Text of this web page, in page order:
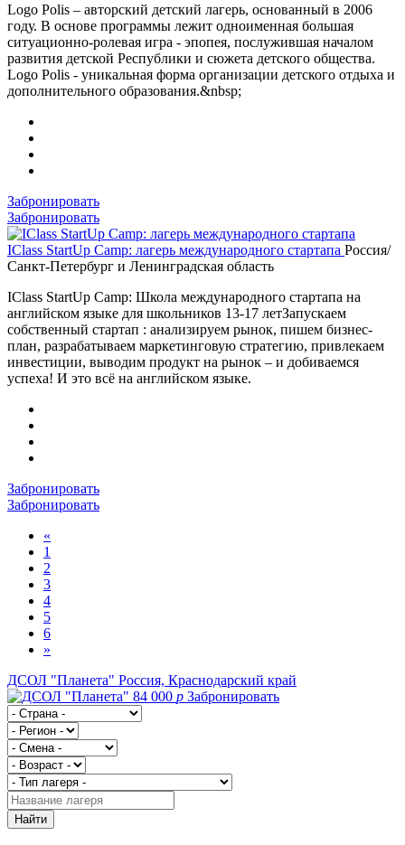
Logo Polis – авторский детский лагерь, основанный в 2006
году. В основе программы лежит одноименная большая
ситуационно-ролевая игра - эпопея, послужившая началом
развития детской Республики и сюжета детского общества.
Logo Polis - уникальная форма организации детского отдыха и
дополнительного образования.&nbsp;
Забронировать
Забронировать
IClass StartUp Camp: лагерь международного стартапа Россия/
Санкт-Петербург и Ленинградская область
IClass StartUp Camp: Школа международного стартапа на
английском языке для школьников 13-17 летЗапускаем
собственный стартап : анализируем рынок, пишем бизнес-
план, разрабатываем маркетинговую стратегию, привлекаем
инвестиции, выводим продукт на рынок – и добиваемся
успеха! И это всё на английском языке.
Забронировать
Забронировать
«
1
2
3
4
5
6
»
ДСОЛ "Планета" Россия, Краснодарский край
84 000 p Забронировать
Найти